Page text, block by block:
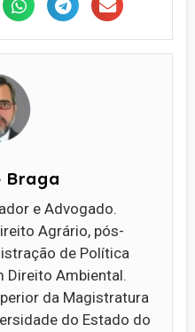
Braga
e Advogado.
Agrário, pós-
de Política
Direito Ambiental.
da Magistratura
do Estado do